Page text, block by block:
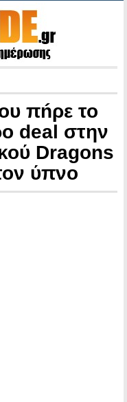
πńρε το
deal στην
Dragons
ύπνο